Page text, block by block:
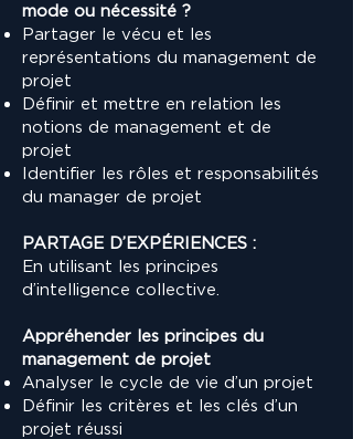
mode ou nécessité ?
Partager le vécu et les
représentations du management de
projet
Définir et mettre en relation les
notions de management et de
projet
Identifier les rôles et responsabilités
du manager de projet
PARTAGE D’EXPÉRIENCES :
En utilisant les principes
d’intelligence collective.
Appréhender les principes du
management de projet
Analyser le cycle de vie d’un projet
Définir les critères et les clés d’un
projet réussi